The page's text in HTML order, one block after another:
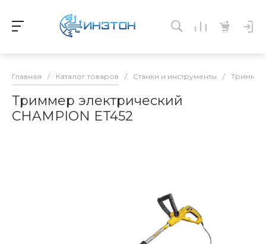
Главная / Каталог товаров / Станки и инструменты /
Триммер электрический
CHAMPION ET452